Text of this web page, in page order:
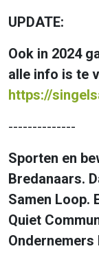
UPDATE:
Ook in 2024
alle info is te
https://
--------------
Sporten en
Bredanaars.
Samen Loop.
Quiet
Ondernemers